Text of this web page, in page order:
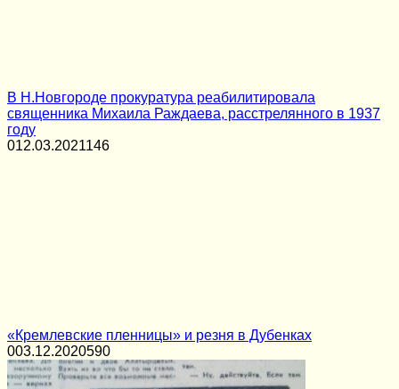
В Н.Новгороде прокуратура реабилитировала
священника Михаила Раждаева, расстрелянного в 1937
году
012.03.2021146
«Кремлевские пленницы» и резня в Дубенках
003.12.2020590